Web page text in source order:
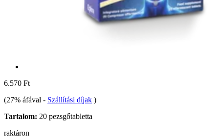
6.570 Ft
(27% áfával - Szállítási díjak )
Tartalom: 20 pezsgőtabletta
raktáron